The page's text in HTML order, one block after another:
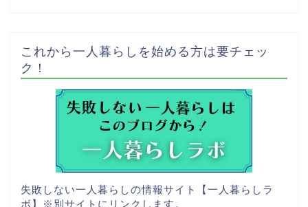
これから一人暮らしを始める方は要チェッ
ク！
失敗しない一人暮らしの情報サイト【一人暮らしラ
ボ】
※別サイトにリンクします。